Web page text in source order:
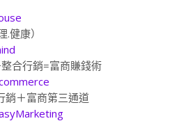
健康）
合行銷=富商賺錢術
銷＋富商第三通道